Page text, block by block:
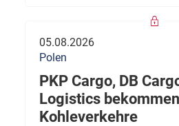
05.08.2026
Polen
PKP Cargo, DB
Logistics
Kohleverkehre